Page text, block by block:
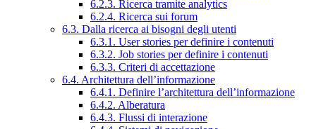
6.2.3. Ricerca tramite analytics
6.2.4. Ricerca sui forum
6.3. Dalla ricerca ai bisogni degli utenti
6.3.1. User stories per definire i contenuti
6.3.2. Job stories per definire i contenuti
6.3.3. Criteri di accettazione
6.4. Architettura dell’informazione
6.4.1. Definire l’architettura dell’informazione
6.4.2. Alberatura
6.4.3. Flussi di interazione